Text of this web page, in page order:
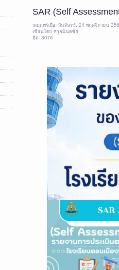
SAR (Self
เผยแพร่เมื่อ: วันจันทร์, 24 พฤศจิกายน
เขียนโดย ครูอนันตชัย
ฮิต: 3078